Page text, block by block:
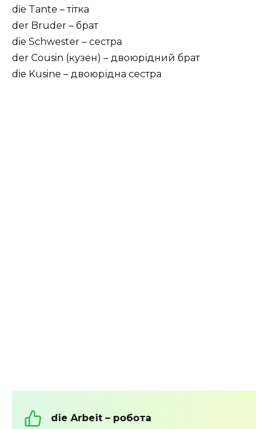
die Tante – тітка
der Bruder – брат
die Schwester – сестра
der Cousin (кузен) – двоюрідний брат
die Kusine – двоюрідна сестра
die Arbeit – робота